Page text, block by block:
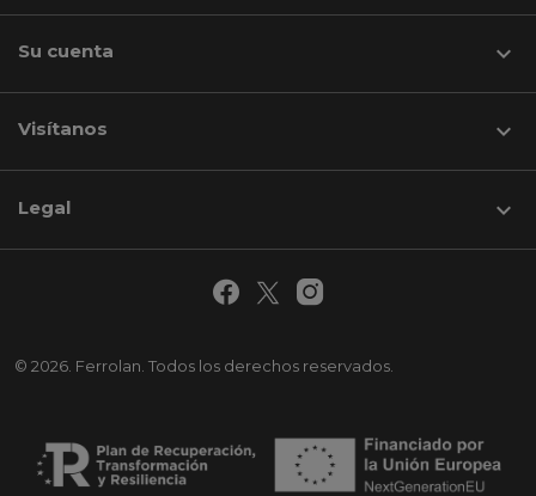
Su cuenta 
Visítanos keyboard_arrow_down
© 2026. Ferrolan. Todos los derechos reservados.
Legal 